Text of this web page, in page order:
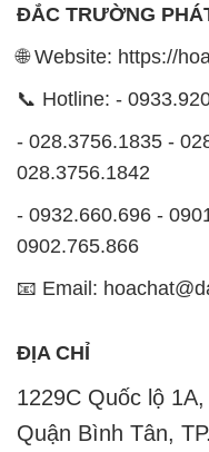
ĐẮC TRƯỜNG
🌐 Website: https://
📞 Hotline: -
- 028.3756.1835 -
028.3756.1842
- 0932.660.696 -
0902.765.866
📧 Email:
ĐỊA CHỈ
1229C Quốc lộ
Quận Bình Tân,